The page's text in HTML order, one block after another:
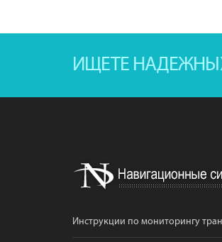
ИЩЕТЕ
Инструкции по мониторингу